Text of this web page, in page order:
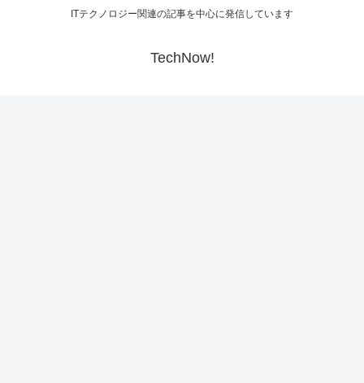
ITテクノロジー関連の記事を中心に発信しています
TechNow!